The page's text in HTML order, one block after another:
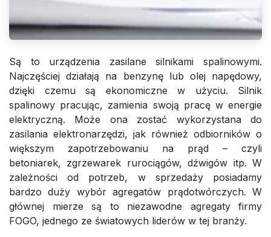
Są to urządzenia zasilane silnikami spalinowymi.
Najczęściej działają na benzynę lub olej napędowy,
dzięki czemu są ekonomiczne w użyciu. Silnik
spalinowy pracując, zamienia swoją pracę w energie
elektryczną. Może ona zostać wykorzystana do
zasilania elektronarzędzi, jak również odbiorników o
większym zapotrzebowaniu na prąd – czyli
betoniarek, zgrzewarek rurociągów, dźwigów itp. W
zależności od potrzeb, w sprzedaży posiadamy
bardzo duży wybór agregatów prądotwórczych. W
głównej mierze są to niezawodne agregaty firmy
FOGO, jednego ze światowych liderów w tej branży.